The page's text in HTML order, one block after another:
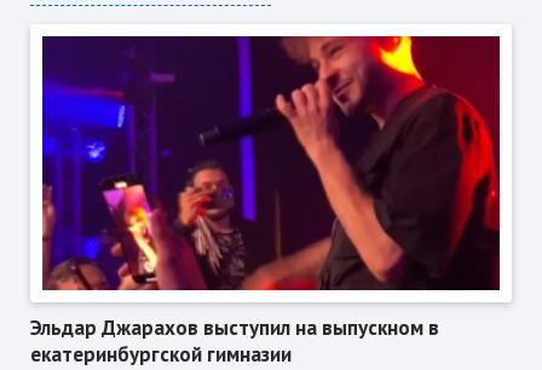
Эльдар Джарахов выступил на выпускном в
екатеринбургской гимназии